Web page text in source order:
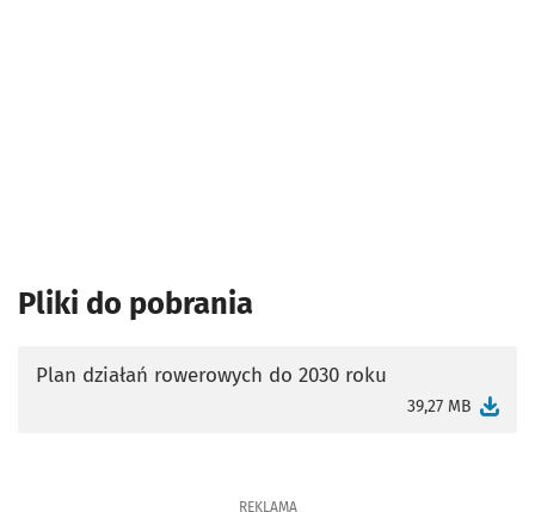
Pliki do pobrania
Plan działań rowerowych do 2030 roku
39,27 MB
REKLAMA